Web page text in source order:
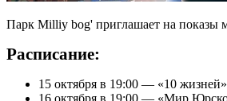
Парк Milliy bog' приглашает на показы
Расписание:
15 октября в 19:00 — «10